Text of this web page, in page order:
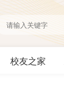
校友之家